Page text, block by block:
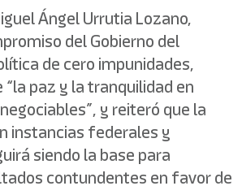
Ángel Urrutia Lozano,
del Gobierno del
de cero impunidades,
paz y la tranquilidad en
y reiteró que la
instancias federales y
siendo la base para
contundentes en favor de